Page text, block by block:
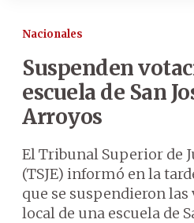
Nacionales
Suspenden
escuela de San
Arroyos
El Tribunal Superior de
(TSJE) informó en la
que se suspendieron
local de una escuela de